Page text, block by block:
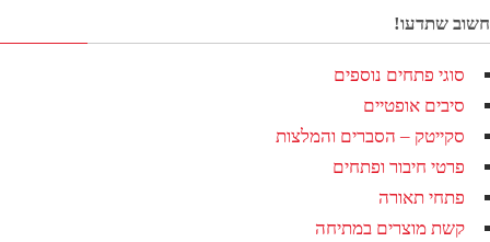
שתדעו!
סוגי פתחים נוספים
סיבים אופטיים
סקייטק – הסברים והמלצות
פרטי חיבור ופתחים
פתחי תאורה
קשת מוצרים במתיחה